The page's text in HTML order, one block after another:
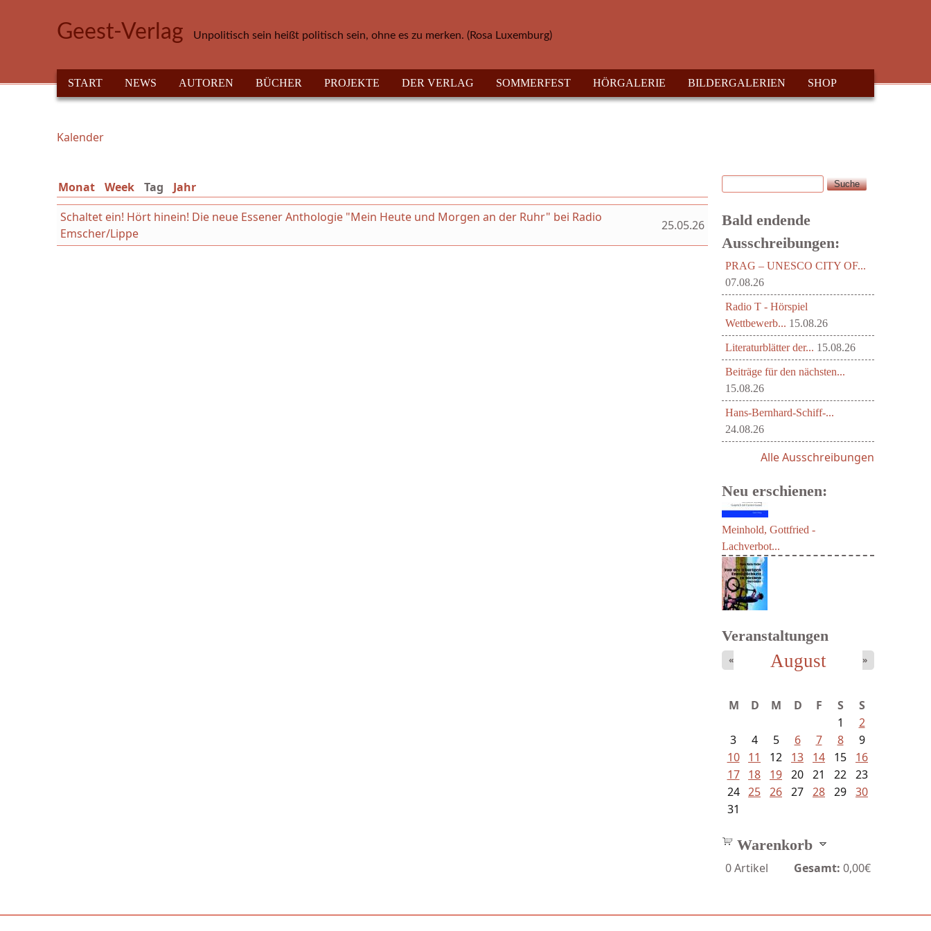
Geest-Verlag Unpolitisch sein heißt politisch sein, ohne es zu merken. (Rosa Luxemburg)
HAUPTMENÜ
START NEWS AUTOREN BÜCHER PROJEKTE DER VERLAG SOMMERFEST HÖRGALERIE BILDERGALERIEN SHOP
Sie sind hier
Kalender
Monat Week Tag (aktiver Reiter)
Jahr
Schaltet ein! Hört hinein! Die neue Essener Anthologie "Mein Heute und Morgen an der Ruhr" bei Radio
Emscher/Lippe
25.05.26
Suchformular
Suche
Bald endende
Ausschreibungen:
PRAG – UNESCO CITY OF...
07.08.26
Radio T - Hörspiel
Wettbewerb... 15.08.26
Literaturblätter der... 15.08.26
Beiträge für den nächsten...
15.08.26
Hans-Bernhard-Schiff-...
24.08.26
Alle Ausschreibungen
Neu erschienen:
Meinhold, Gottfried -
Lachverbot...
Veranstaltungen
August
« »
M D M D F S
S
1
2
3
4 5 6 7 8
9
10
11 12 13 14 15
16
17
18 19 20 21 22 23
24 25 26 27 28 29 30
31
Warenkorb
0Artikel Gesamt: 0,00€